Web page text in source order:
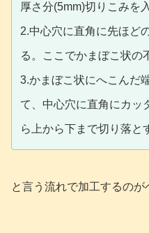
厚さ分(5mm)切りこみを
2.中心穴に直角に先ほど
る。ここでかまぼこ状の
3.かまぼこ状にへこんだ
て、中心穴に直角にカッ
ら上から下まで切り落と
と言う流れで加工するのが